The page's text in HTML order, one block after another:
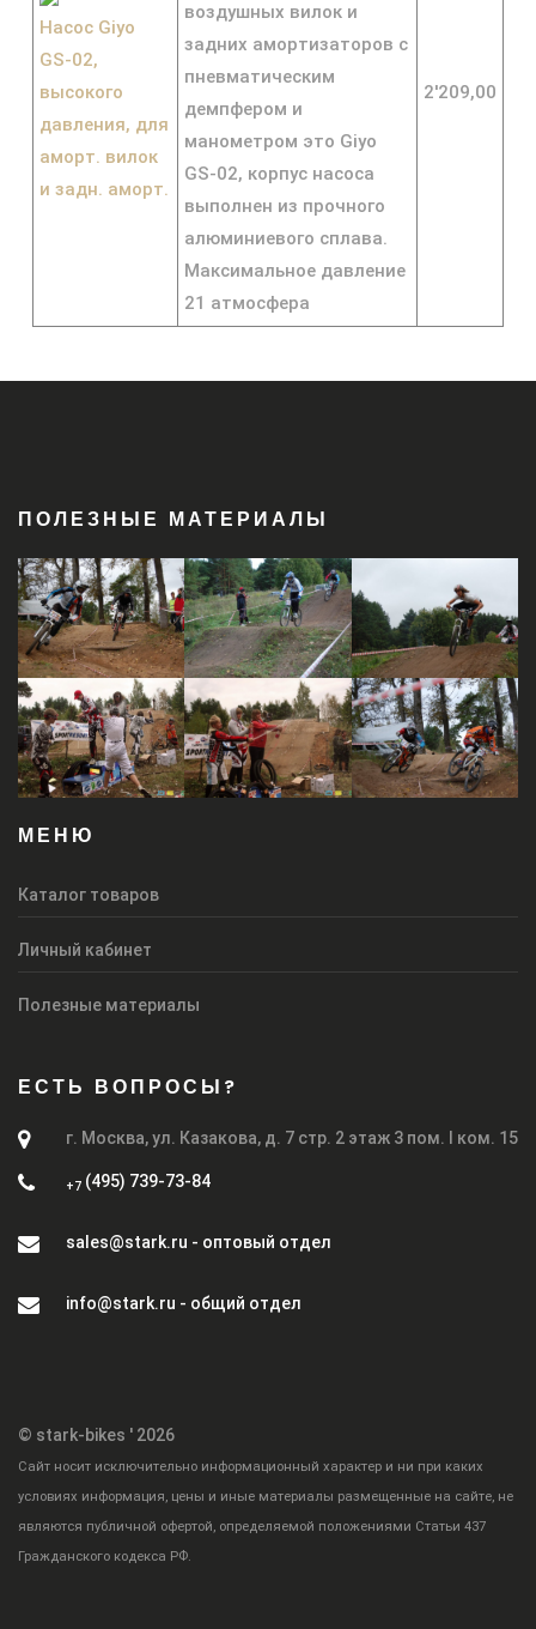
Насос Giyo
GS-02,
высокого
давления, для
аморт. вилок
и задн. аморт.
воздушных вилок и
задних амортизаторов с
пневматическим
демпфером и
манометром это Giyo
GS-02, корпус насоса
выполнен из прочного
алюминиевого сплава.
Максимальное давление
21 атмосфера
2'209,00
ПОЛЕЗНЫЕ МАТЕРИАЛЫ
МЕНЮ
Каталог товаров
Личный кабинет
Полезные материалы
ЕСТЬ ВОПРОСЫ?
г. Москва, ул. Казакова, д. 7 стр. 2 этаж 3 пом. I ком. 15
+7 (495) 739-73-84
sales@stark.ru - оптовый отдел
info@stark.ru - общий отдел
© stark-bikes ' 2026
Cайт носит исключительно информационный характер и ни при каких
условиях информация, цены и иные материалы размещенные на сайте, не
являются публичной офертой, определяемой положениями Статьи 437
Гражданского кодекса РФ.